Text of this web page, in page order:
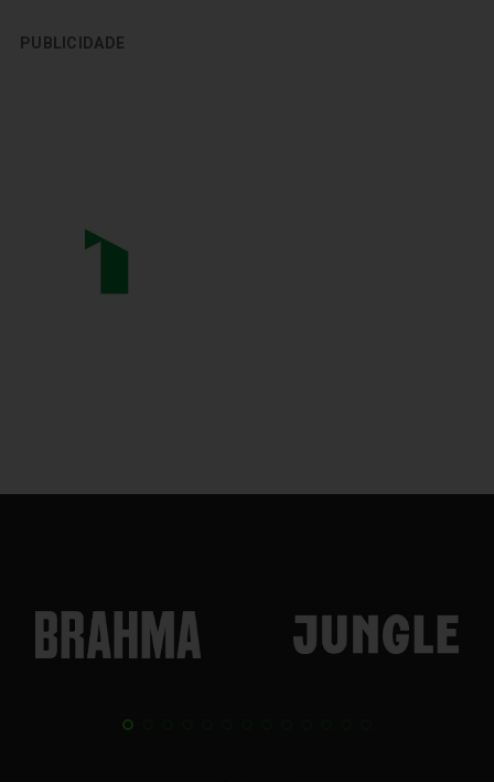
PUBLICIDADE